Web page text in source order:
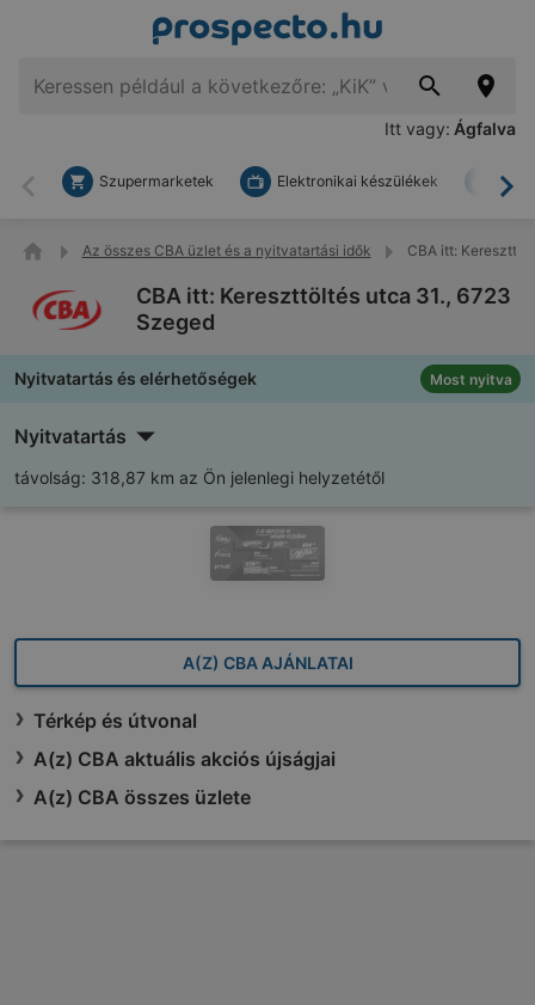
Itt vagy: Ágfalva
Vissza
Szupermarketek Elektronikai készülékek
Az összes CBA üzlet és a nyitvatartási idők CBA itt:
CBA itt: Kereszttöltés utca 31., 6723
Szeged
Nyitvatartás és elérhetőségek Most nyitva
Nyitvatartás
távolság: 318,87 km az Ön jelenlegi helyzetétől
A(Z) CBA AJÁNLATAI
Térkép és útvonal
A(z) CBA aktuális akciós újságjai
A(z) CBA összes üzlete